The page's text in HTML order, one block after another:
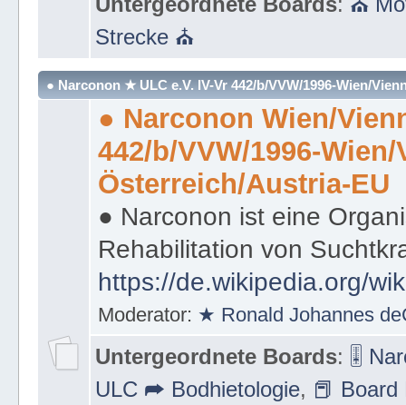
Untergeordnete Boards
Strecke ⛪
● Narconon ★ ULC e.V. IV-Vr 442/b/VVW/1996-Wien/
● Narconon Wien/
442/b/VVW/1996-
Österreich/Austria-EU
● Narconon ist eine
Rehabilitation von
https://de.wikipedia.org/
Moderator:★ Ronald Johannes
Untergeordnete Boards :🎚